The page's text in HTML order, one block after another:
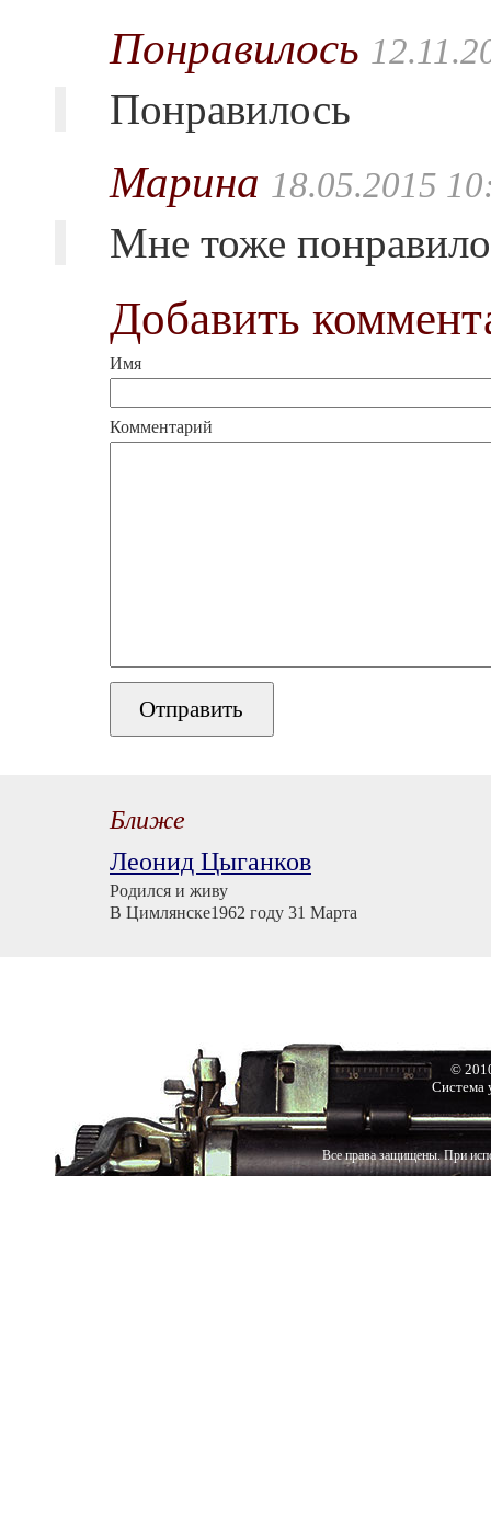
Понравилось
Понравилось
Марина 18.05.2015
Мне тоже
Добавить
Имя
Комментарий
Ближе
Леонид Цыганков
Родился и живу
В Цимлянске1962 году 31 Марта
©
Система
Все права защищены. При